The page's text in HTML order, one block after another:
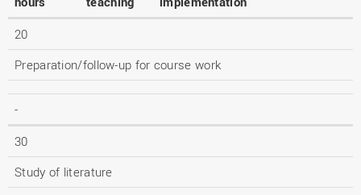
20
Preparation/follow-up for course work
-
30
Study of literature